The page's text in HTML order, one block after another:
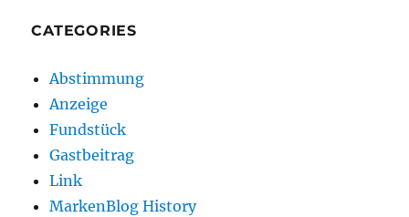
CATEGORIES
Abstimmung
Anzeige
Fundstück
Gastbeitrag
Link
MarkenBlog History